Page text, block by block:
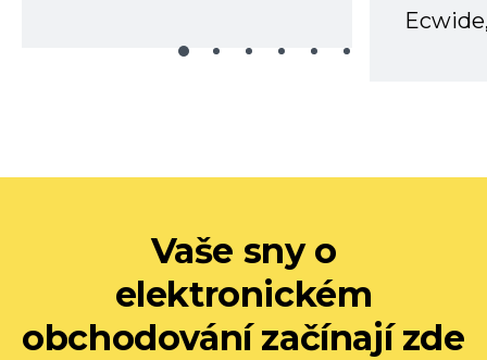
Vaše sny o
elektronickém
obchodování začínají zde